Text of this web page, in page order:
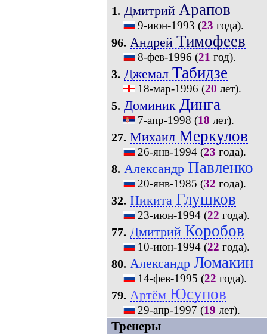
1. Дмитрий Арапов
9-июн-1993 (23 года).
96. Андрей Тимофеев
8-фев-1996 (21 год).
3. Джемал Табидзе
18-мар-1996 (20 лет).
5. Доминик Динга
7-апр-1998 (18 лет).
27. Михаил Меркулов
26-янв-1994(23 года).
8. Александр Павленко
20-янв-1985 (32 года).
32. Никита Глушков
23-июн-1994(22 года).
77. Дмитрий Коробов
10-июн-1994(22 года).
80. Александр Ломакин
14-фев-1995 (22 года).
79. Артём Юсупов
29-апр-1997 (19 лет).
Тренеры